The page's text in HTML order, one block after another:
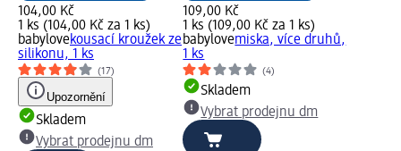
104,00 Kč
1 ks (104,00 Kč za 1 ks)
babylovekousací kroužek ze
silikonu, 1 ks
(17)
Upozornění
Skladem
Vybrat prodejnu dm
109,00 Kč
1 ks (109,00 Kč za 1 ks)
babylovemiska, více druhů,
1 ks
(4)
Skladem
Vybrat prodejnu dm